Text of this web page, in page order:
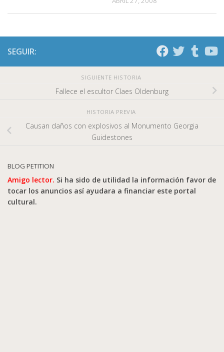
SEGUIR:
SIGUIENTE HISTORIA
Fallece el escultor Claes Oldenburg
HISTORIA PREVIA
Causan daños con explosivos al Monumento Georgia
Guidestones
BLOG PETITION
Amigo lector. Si ha sido de utilidad la información favor de
tocar los anuncios así ayudara a financiar este portal
cultural.